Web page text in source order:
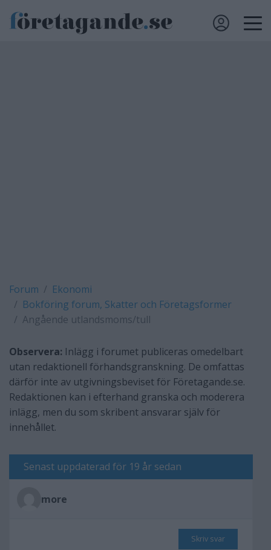
Forum
Ekonomi
Bokföring forum, Skatter och Företagsformer
Angående utlandsmoms/tull
Observera: Inlägg i forumet publiceras omedelbart
utan redaktionell förhandsgranskning. De omfattas
därför inte av utgivningsbeviset för Företagande.se.
Redaktionen kan i efterhand granska och moderera
inlägg, men du som skribent ansvarar själv för
innehållet.
Senast uppdaterad för 19 år sedan
more
Skriv svar